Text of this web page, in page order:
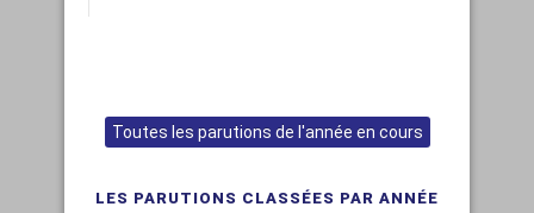
Toutes les parutions de l'année en cours
LES PARUTIONS CLASSÉES PAR ANNÉE